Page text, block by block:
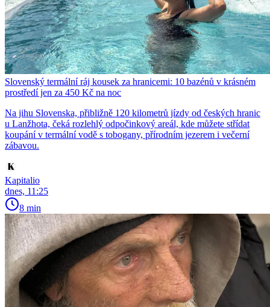
Slovenský termální ráj kousek za hranicemi: 10 bazénů v krásném
prostředí jen za 450 Kč na noc
Na jihu Slovenska, přibližně 120 kilometrů jízdy od českých hranic
u Lanžhota, čeká rozlehlý odpočinkový areál, kde můžete střídat
koupání v termální vodě s tobogany, přírodním jezerem i večerní
zábavou.
Kapitalio
dnes, 11:25
8 min